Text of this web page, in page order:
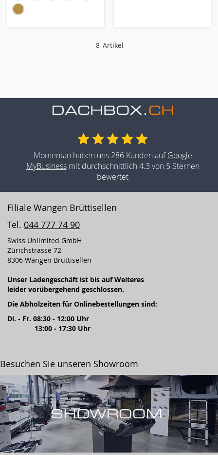
8 Artikel
Momentan haben uns 286 Kunden aufGoogle
MyBusinessmit durchschnittlich 4.3 von 5 Sternen
bewertet
Filiale Wangen Brüttisellen
Tel. 044 777 74 90
Swiss Unlimited GmbH
Zürichstrasse 72
8306 Wangen Brüttisellen
Unser Ladengeschäft ist bis auf Weiteres
leider vorübergehend geschlossen.
Die Abholzeiten für Onlinebestellungen sind:
Di. - Fr. 08:30 - 12:00 Uhr
13:00 - 17:30 Uhr
Besuchen Sie unseren Showroom